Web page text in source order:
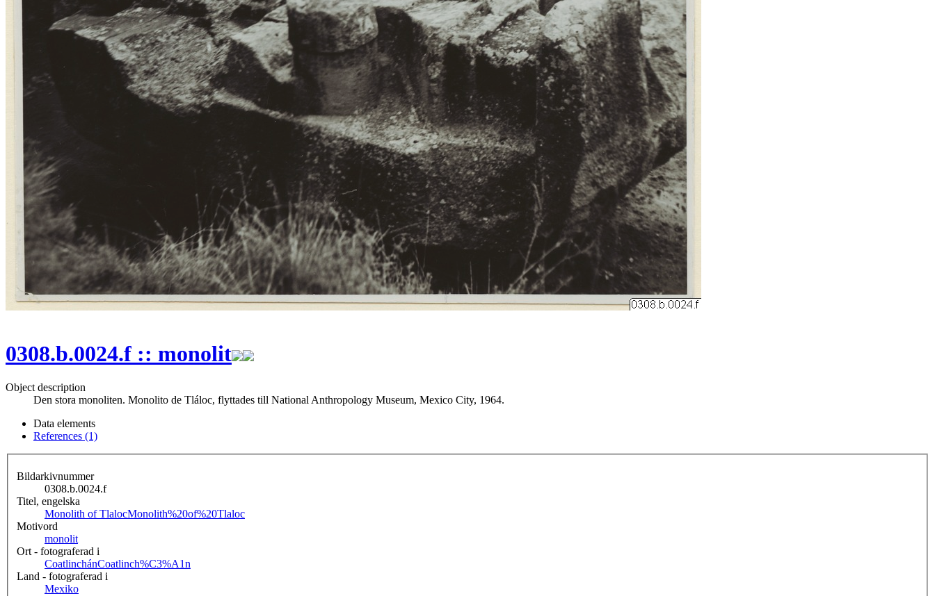
0308.b.0024.f :: monolit
Object description
Den stora monoliten. Monolito de Tláloc, flyttades till National Anthropology Museum, Mexico City, 1964.
Data elements
References (1)
Bildarkivnummer
0308.b.0024.f
Titel, engelska
Monolith of TlalocMonolith%20of%20Tlaloc
Motivord
monolit
Ort - fotograferad i
CoatlinchánCoatlinch%C3%A1n
Land - fotograferad i
Mexiko